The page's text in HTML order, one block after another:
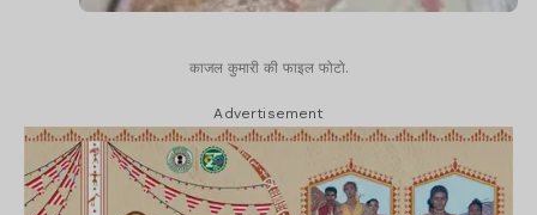
काजल कुमारी की फाइल फोटो.
Advertisement